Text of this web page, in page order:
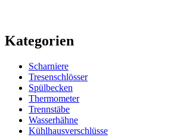
Kategorien
Scharniere
Tresenschlösser
Spülbecken
Thermometer
Trennstäbe
Wasserhähne
Kühlhausverschlüsse